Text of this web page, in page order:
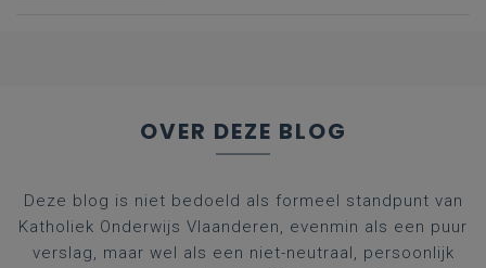
OVER DEZE BLOG
Deze blog is niet bedoeld als formeel standpunt van
Katholiek Onderwijs Vlaanderen, evenmin als een puur
verslag, maar wel als een niet-neutraal, persoonlijk